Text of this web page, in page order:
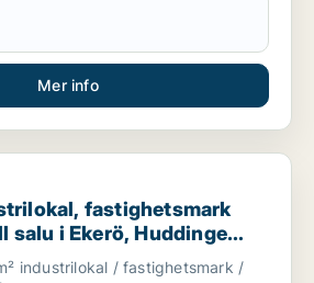
Mer info
fastighetsmark eller garage till salu i
fastighetsmark
salu i Ekerö, Huddinge
industrilokal / fastighetsmark /